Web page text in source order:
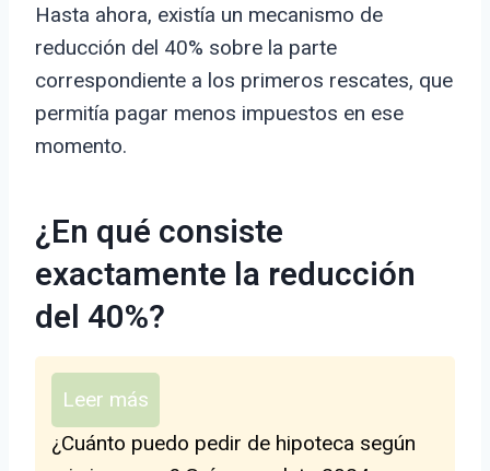
Hasta ahora, existía un mecanismo de
reducción del 40% sobre la parte
correspondiente a los primeros rescates, que
permitía pagar menos impuestos en ese
momento.
¿En qué consiste
exactamente la reducción
del 40%?
Leer más
¿Cuánto puedo pedir de hipoteca según